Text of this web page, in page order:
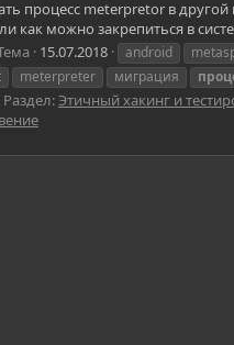
процесс meterpretor в другой
как можно закрепиться в
15.07.2018 android
meterpreter миграция
Раздел:Этичный хакинг и